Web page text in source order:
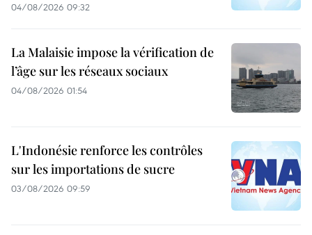
04/08/2026 09:32
La Malaisie impose la vérification de
l’âge sur les réseaux sociaux
04/08/2026 01:54
L'Indonésie renforce les contrôles
sur les importations de sucre
03/08/2026 09:59